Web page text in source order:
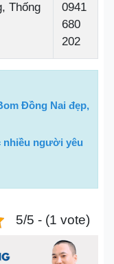
Thống
0941
680
202
Đồng Nai đẹp,
nhiều người yêu
5/5 - (1 vote)